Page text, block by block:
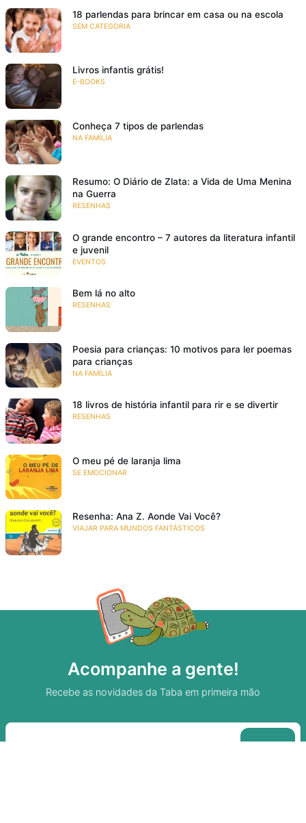
18 parlendas para brincar em casa ou na escola
SEM CATEGORIA
Livros infantis grátis!
E-BOOKS
Conheça 7 tipos de parlendas
NA FAMÍLIA
Resumo: O Diário de Zlata: a Vida de Uma Menina
na Guerra
RESENHAS
O grande encontro – 7 autores da literatura infantil
e juvenil
EVENTOS
Bem lá no alto
RESENHAS
Poesia para crianças: 10 motivos para ler poemas
para crianças
NA FAMÍLIA
18 livros de história infantil para rir e se divertir
RESENHAS
O meu pé de laranja lima
SE EMOCIONAR
Resenha: Ana Z. Aonde Vai Você?
VIAJAR PARA MUNDOS FANTÁSTICOS
Acompanhe a gente!
Recebe as novidades da Taba em primeira mão